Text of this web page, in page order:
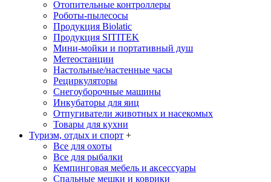
Отопительные контроллеры
Роботы-пылесосы
Продукция Biolatic
Продукция SITITEK
Мини-мойки и портативный душ
Метеостанции
Настольные/настенные часы
Рециркуляторы
Снегоуборочные машины
Инкубаторы для яиц
Отпугиватели животных и насекомых
Товары для кухни
Туризм, отдых и спорт +
Все для охоты
Все для рыбалки
Кемпинговая мебель и аксессуары
Спальные мешки и коврики